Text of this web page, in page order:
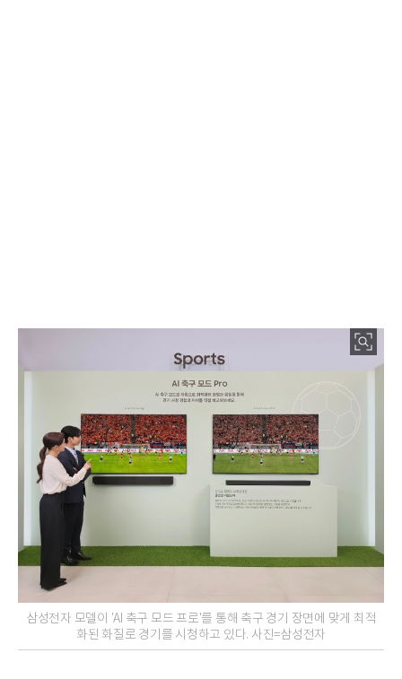
삼성전자 모델이 'AI 축구 모드 프로'를 통해 축구 경기 장면에 맞게 최적
화된 화질로 경기를 시청하고 있다. 사진=삼성전자